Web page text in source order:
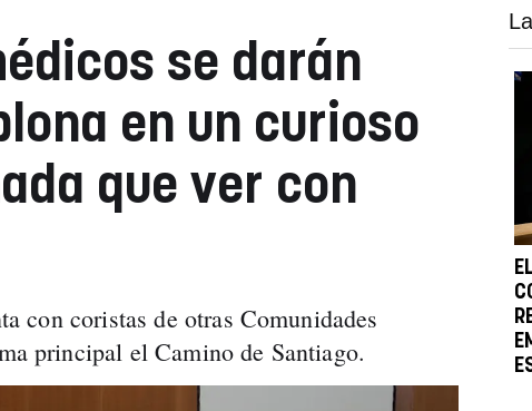
se darán
en un curioso
que ver con
con coristas de otras Comunidades
principal el Camino de Santiago.